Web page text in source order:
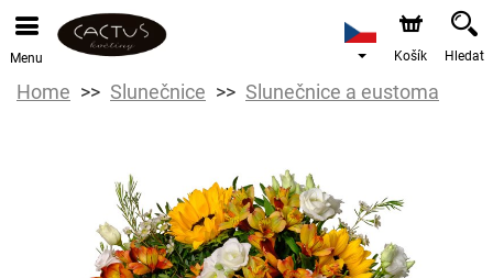
Menu Košík Hledat
Home Slunečnice Slunečnice a eustoma